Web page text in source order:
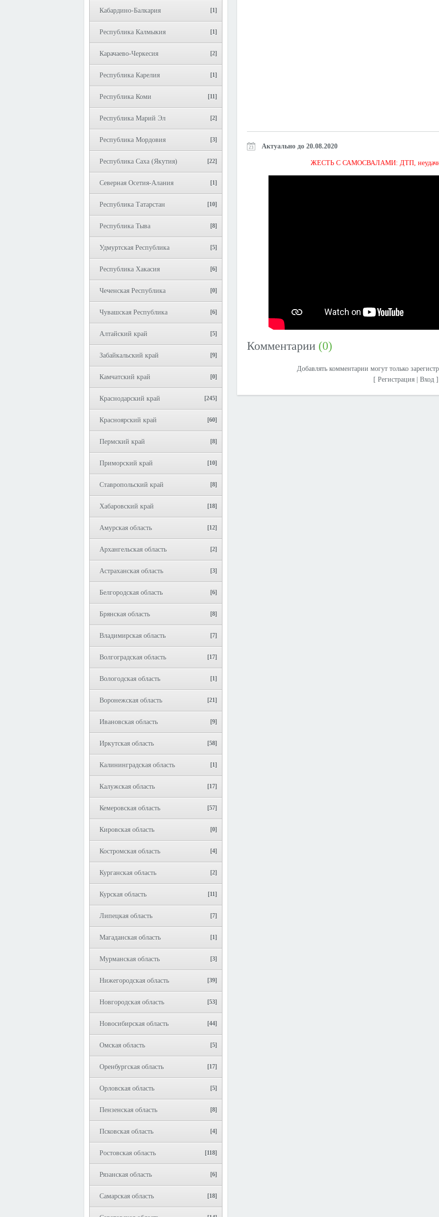
Кабардино-Балкария [1]
Республика Калмыкия [1]
Карачаево-Черкесия [2]
Республика Карелия [1]
Республика Коми [11]
Республика Марий Эл [2]
Республика Мордовия [3]
Республика Саха (Якутия) [22]
Северная Осетия-Алания [1]
Республика Татарстан [10]
Республика Тыва [8]
Удмуртская Республика [5]
Республика Хакасия [6]
Чеченская Республика [0]
Чувашская Республика [6]
Алтайский край [5]
Забайкальский край [9]
Камчатский край [0]
Краснодарский край [245]
Красноярский край [60]
Пермский край [8]
Приморский край [10]
Ставропольский край [8]
Хабаровский край [18]
Амурская область [12]
Архангельская область [2]
Астраханская область [3]
Белгородская область [6]
Брянская область [8]
Владимирская область [7]
Волгоградская область [17]
Вологодская область [1]
Воронежская область [21]
Ивановская область [9]
Иркутская область [58]
Калининградская область [1]
Калужская область [17]
Кемеровская область [57]
Кировская область [0]
Костромская область [4]
Курганская область [2]
Курская область [11]
Липецкая область [7]
Магаданская область [1]
Мурманская область [3]
Нижегородская область [39]
Новгородская область [53]
Новосибирская область [44]
Омская область [5]
Оренбургская область [17]
Орловская область [5]
Пензенская область [8]
Псковская область [4]
Ростовская область [118]
Рязанская область [6]
Самарская область [18]
Актуально до 20.08.2020
ЖЕСТЬ С САМОСВАЛАМИ: ДТП,
Комментарии (0)
Добавлять комментарии могут только
[ Регистрация| Вход]